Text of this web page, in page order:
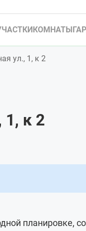
КОМНАТЫ
ул., 1, к 2
1, к 2
планировке,